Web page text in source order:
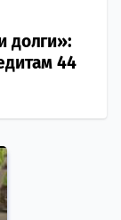
долги»:
44